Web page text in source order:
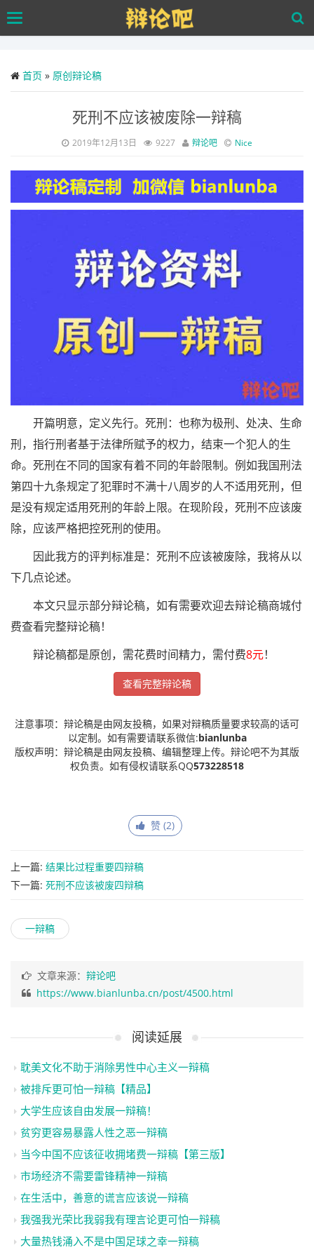
to
main
Toggle
首页 » 原创辩论稿
死刑不应该被废除一辩稿
2019年12月13日 9227 辩论吧 Nice
开篇明意，定义先行。死刑：也称为极刑、处决、生命
刑，指行刑者基于法律所赋予的权力，结束一个犯人的生
命。死刑在不同的国家有着不同的年龄限制。例如我国刑法
第四十九条规定了犯罪时不满十八周岁的人不适用死刑，但
是没有规定适用死刑的年龄上限。在现阶段，死刑不应该废
除，应该严格把控死刑的使用。
因此我方的评判标准是：死刑不应该被废除，我将从以
下几点论述。
本文只显示部分辩论稿，如有需要欢迎去辩论稿商城付
费查看完整辩论稿！
辩论稿都是原创，需花费时间精力，需付费8元！
查看完整辩论稿
注意事项：辩论稿是由网友投稿，如果对辩稿质量要求较高的话可
以定制。如有需要请联系微信:bianlunba
版权声明：辩论稿是由网友投稿、编辑整理上传。辩论吧不为其版
权负责。如有侵权请联系QQ573228518
赞 (2)
上一篇: 结果比过程重要四辩稿
下一篇: 死刑不应该被废四辩稿
一辩稿
文章来源： 辩论吧
https://www.bianlunba.cn/post/4500.html
阅读延展
耽美文化不助于消除男性中心主义一辩稿
被排斥更可怕一辩稿【精品】
大学生应该自由发展一辩稿！
贫穷更容易暴露人性之恶一辩稿
当今中国不应该征收拥堵费一辩稿【第三版】
市场经济不需要雷锋精神一辩稿
在生活中，善意的谎言应该说一辩稿
我强我光荣比我弱我有理言论更可怕一辩稿
大量热钱涌入不是中国足球之幸一辩稿